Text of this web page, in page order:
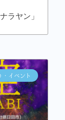
ラヤン」
・イベント